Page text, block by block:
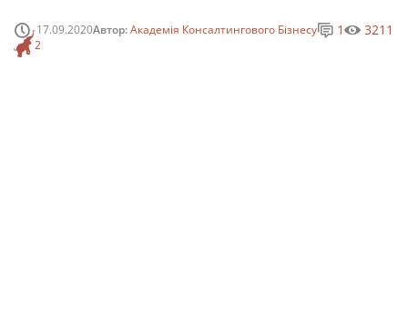
17.09.2020Автор:Академія Консалтингового Бізнесу
2
1 3211